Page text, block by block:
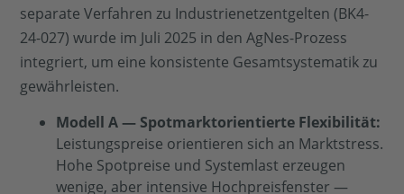
separate Verfahren zu Industrienetzentgelten (BK4-
24-027) wurde im Juli 2025 in den AgNes-Prozess
integriert, um eine konsistente Gesamtsystematik zu
gewährleisten.
Modell A — Spotmarktorientierte Flexibilität:
Leistungspreise orientieren sich an Marktstress.
Hohe Spotpreise und Systemlast erzeugen
wenige, aber intensive Hochpreisfenster —